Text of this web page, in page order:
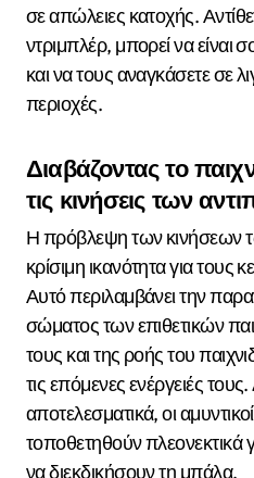
σε απώλειες κατοχής.
ντριμπλέρ, μπορεί να είναι
και να τους αναγκάσετε σε
περιοχές.
Διαβάζοντας το
τις κινήσεις των
Η πρόβλεψη των κινήσεων
κρίσιμη ικανότητα για τους
Αυτό περιλαμβάνει την
σώματος των επιθετικών
τους και της ροής του
τις επόμενες ενέργειές
αποτελεσματικά, οι
τοποθετηθούν πλεονεκτικά
να διεκδικήσουν τη μπάλα.